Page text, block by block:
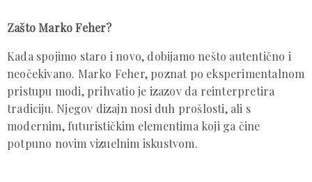
Zašto Marko Feher?
Kada spojimo staro i novo, dobijamo nešto autentično i
neočekivano. Marko Feher, poznat po eksperimentalnom
pristupu modi, prihvatio je izazov da reinterpretira
tradiciju. Njegov dizajn nosi duh prošlosti, ali s
modernim, futurističkim elementima koji ga čine
potpuno novim vizuelnim iskustvom.